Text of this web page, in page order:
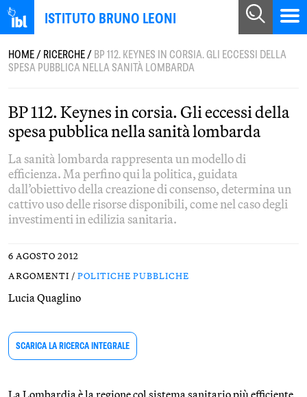
ISTITUTO BRUNO LEONI
HOME/RICERCHE/BP 112. KEYNES IN CORSIA. GLI ECCESSI DELLA
SPESA PUBBLICA NELLA SANITÀ LOMBARDA
BP 112. Keynes in corsia. Gli eccessi della
spesa pubblica nella sanità lombarda
La sanità lombarda rappresenta un modello di
efficienza. Ma perfino qui la politica, guidata
dall’obiettivo della creazione di consenso, determina un
cattivo uso delle risorse disponibili, come nel caso degli
investimenti in edilizia sanitaria.
6 AGOSTO 2012
ARGOMENTI / POLITICHE PUBBLICHE
Lucia Quaglino
SCARICA LA RICERCA INTEGRALE
La Lombardia è la regione col sistema sanitario più efficiente